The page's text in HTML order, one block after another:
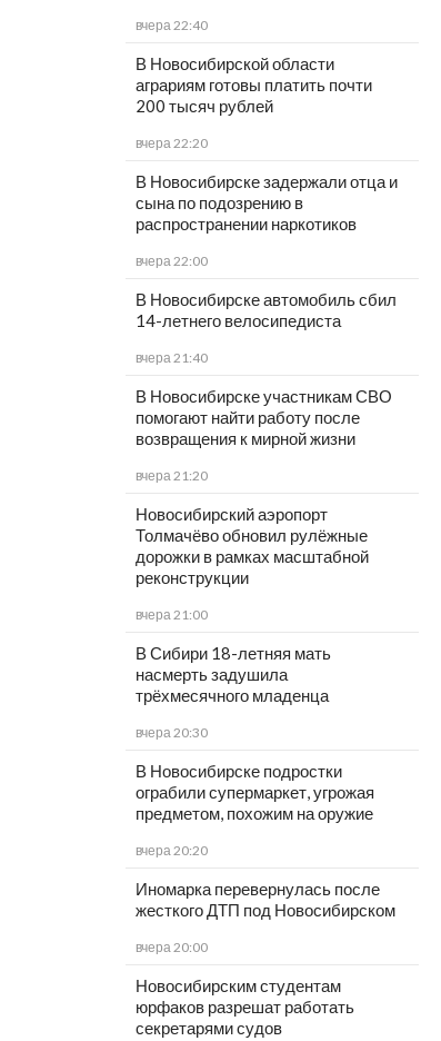
вчера 22:40
В Новосибирской области
аграриям готовы платить почти
200 тысяч рублей
вчера 22:20
В Новосибирске задержали отца и
сына по подозрению в
распространении наркотиков
вчера 22:00
В Новосибирске автомобиль сбил
14-летнего велосипедиста
вчера 21:40
В Новосибирске участникам СВО
помогают найти работу после
возвращения к мирной жизни
вчера 21:20
Новосибирский аэропорт
Толмачёво обновил рулёжные
дорожки в рамках масштабной
реконструкции
вчера 21:00
В Сибири 18-летняя мать
насмерть задушила
трёхмесячного младенца
вчера 20:30
В Новосибирске подростки
ограбили супермаркет, угрожая
предметом, похожим на оружие
вчера 20:20
Иномарка перевернулась после
жесткого ДТП под Новосибирском
вчера 20:00
Новосибирским студентам
юрфаков разрешат работать
секретарями судов